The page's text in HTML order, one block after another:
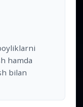
hamda
bilan